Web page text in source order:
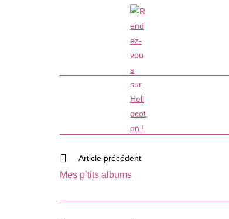
Read
articles
Article précédent
Mes p’tits albums